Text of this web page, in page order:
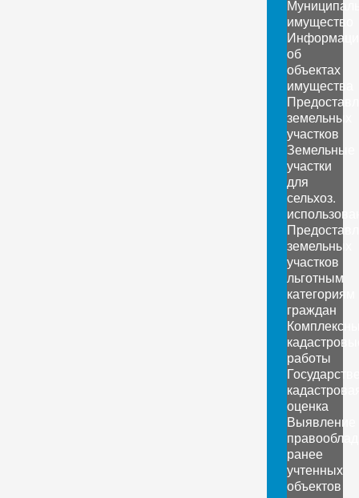
имущество
об
объектах
имущества
земельных
участков
Земельные
участки
для
сельхоз.
земельных
участков
льготным
категориям
граждан
работы
оценка
Выявление
ранее
учтенных
объектов